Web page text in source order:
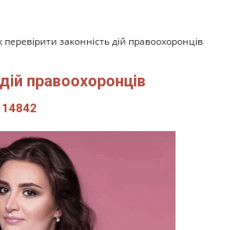
законність дій правоохоронців
правоохоронців
14842